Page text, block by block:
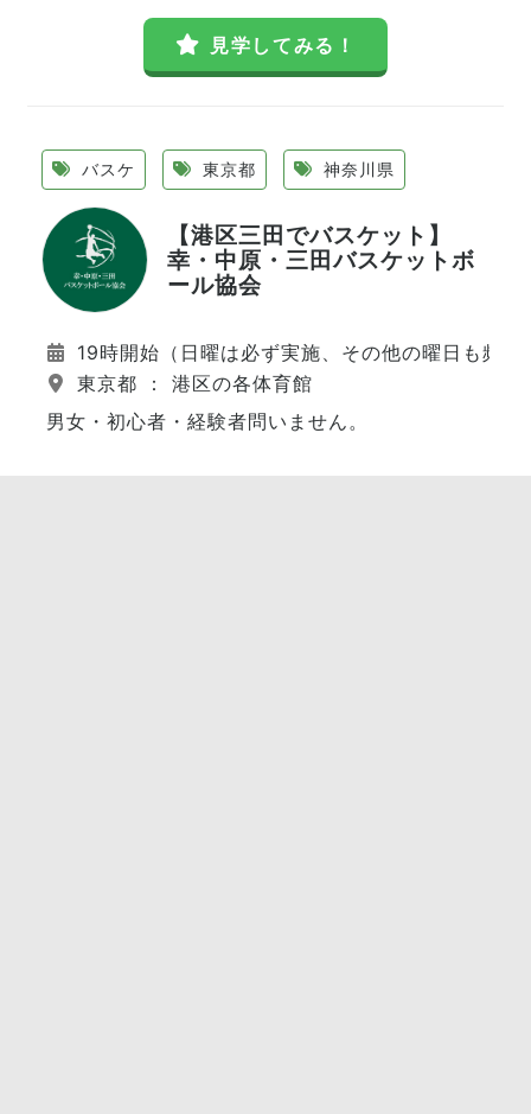
見学してみる！
バスケ 東京都 神奈川県
【港区三田でバスケット】
幸・中原・三田バスケットボ
ール協会
19時開始（日曜は必ず実施、その他の曜日も頻繁
東京都 ： 港区の各体育館
男女・初心者・経験者問いません。